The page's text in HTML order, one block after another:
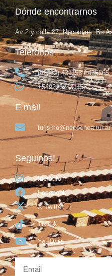
Dónde encontrarnos
Av 2 y calle 87, Necochea, Bs
Teléfonos
(02262) 431153 / 425665
+5492262431153
E mail
turismo@necochea.tur.ar
Seguinos!
Instagram
Facebook
X Twitter
TikTok
YouTube